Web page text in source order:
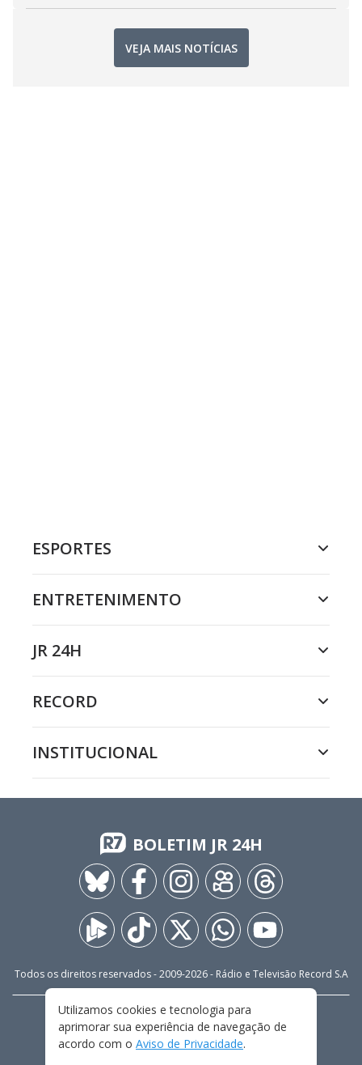
VEJA MAIS NOTÍCIAS
ESPORTES
ENTRETENIMENTO
JR 24H
RECORD
INSTITUCIONAL
BOLETIM JR 24H
Todos os direitos reservados - 2009-2026- Rádio e Televisão Record S.A
FALE CONOSCO
PRIVACIDADE
TERMOS E CONDIÇÕES DE USO
Utilizamos cookies e tecnologia para
aprimorar sua experiência de navegação de
acordo com o Aviso de Privacidade.